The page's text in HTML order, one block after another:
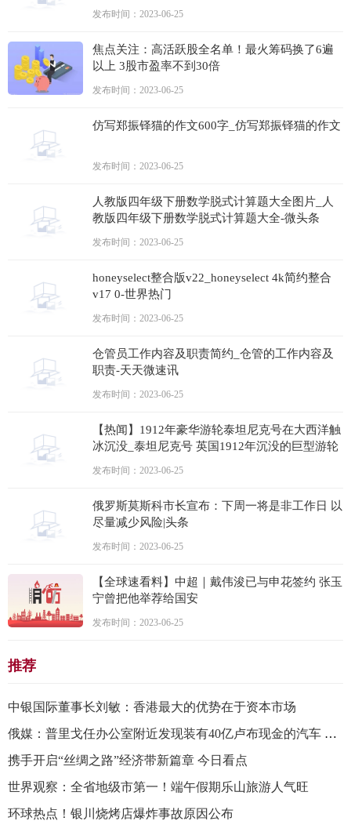
发布时间：2023-06-25
焦点关注：高活跃股全名单！最火筹码换了6遍
以上 3股市盈率不到30倍
发布时间：2023-06-25
仿写郑振铎猫的作文600字_仿写郑振铎猫的作文
发布时间：2023-06-25
人教版四年级下册数学脱式计算题大全图片_人
教版四年级下册数学脱式计算题大全-微头条
发布时间：2023-06-25
honeyselect整合版v22_honeyselect 4k简约整合
v17 0-世界热门
发布时间：2023-06-25
仓管员工作内容及职责简约_仓管的工作内容及
职责-天天微速讯
发布时间：2023-06-25
【热闻】1912年豪华游轮泰坦尼克号在大西洋触
冰沉没_泰坦尼克号 英国1912年沉没的巨型游轮
发布时间：2023-06-25
俄罗斯莫斯科市长宣布：下周一将是非工作日 以
尽量减少风险|头条
发布时间：2023-06-25
【全球速看料】中超｜戴伟浚已与申花签约 张玉
宁曾把他举荐给国安
发布时间：2023-06-25
推荐
中银国际董事长刘敏：香港最大的优势在于资本市场
俄媒：普里戈任办公室附近发现装有40亿卢布现金的汽车 每日精选
携手开启“丝绸之路”经济带新篇章 今日看点
世界观察：全省地级市第一！端午假期乐山旅游人气旺
环球热点！银川烧烤店爆炸事故原因公布